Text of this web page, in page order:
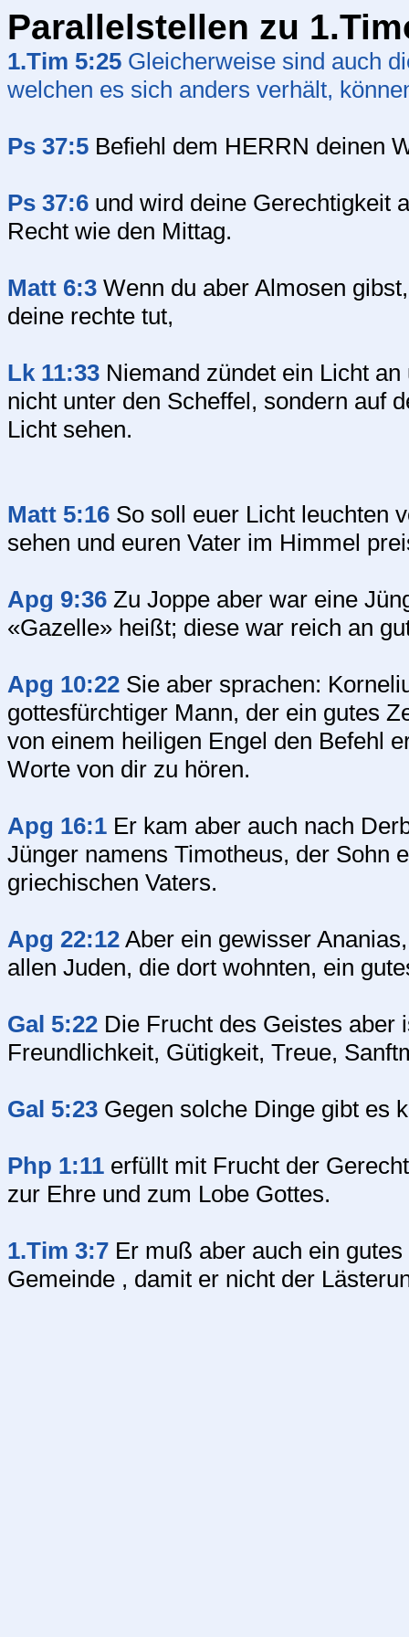
Parallelstellen zu
1.Tim 5:25 Gleicherweise sind auch
welchen es sich anders verhält,
Ps 37:5 Befiehl dem HERRN deinen
Ps 37:6 und wird deine Gerechtigkeit
Recht wie den Mittag.
Matt 6:3 Wenn du aber Almosen
deine rechte tut,
Lk 11:33 Niemand zündet ein Licht
nicht unter den Scheffel, sondern auf
Licht sehen.
Matt 5:16 So soll euer Licht leuchten
sehen und euren Vater im Himmel
Apg 9:36 Zu Joppe aber war eine
«Gazelle» heißt; diese war reich an
Apg 10:22 Sie aber sprachen:
gottesfürchtiger Mann, der ein gutes
von einem heiligen Engel den Befehl
Worte von dir zu hören.
Apg 16:1 Er kam aber auch nach
Jünger namens Timotheus, der Sohn
griechischen Vaters.
Apg 22:12 Aber ein gewisser
allen Juden, die dort wohnten, ein
Gal 5:22 Die Frucht des Geistes aber
Freundlichkeit, Gütigkeit, Treue,
Gal 5:23 Gegen solche Dinge gibt es
Php 1:11 erfüllt mit Frucht der
zur Ehre und zum Lobe Gottes.
1.Tim 3:7 Er muß aber auch ein
Gemeinde , damit er nicht der